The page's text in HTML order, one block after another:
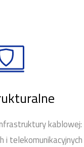
kablowej:
i telekomunikacyjnych